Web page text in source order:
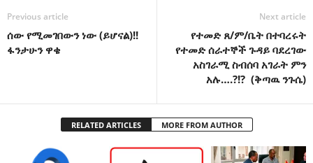
Previous article
ሰው የሚመገበውን ነው (ይሆናል)!!
ፋንታሁን ዋቄ
Next article
የተመድ ጸ/ም/ቤት በተባረሩት
የተመድ ሰራተኞች ጉዳይ ባደረገው
አስገራሚ ስብሰባ አገራት ምን
አሉ….?!? (ቅጣዉ ንጉሴ)
RELATED ARTICLES MORE FROM AUTHOR